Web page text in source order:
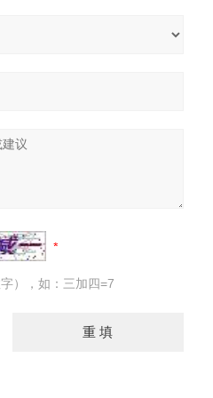
），如：三加四=7